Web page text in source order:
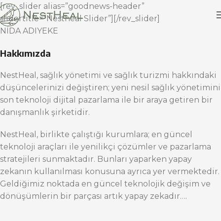
[rev_slider alias=”goodnews-header”
slidertitle=”Nestheal Slider”][/rev_slider]
NİDA ADIYEKE
Hakkımızda
NestHeal, sağlık yönetimi ve sağlık turizmi hakkındaki
düşüncelerinizi değiştiren; yeni nesil sağlık yönetimini
son teknoloji dijital pazarlama ile bir araya getiren bir
danışmanlık şirketidir.
NestHeal, birlikte çalıştığı kurumlara; en güncel
teknoloji araçları ile yenilikçi çözümler ve pazarlama
stratejileri sunmaktadır. Bunları yaparken yapay
zekanın kullanılması konusuna ayrıca yer vermektedir.
Geldiğimiz noktada en güncel teknolojik değişim ve
dönüşümlerin bir parçası artık yapay zekadır….